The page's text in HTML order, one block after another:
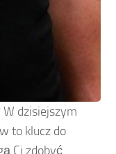
dzisiejszym
to klucz do
Ci zdobyć